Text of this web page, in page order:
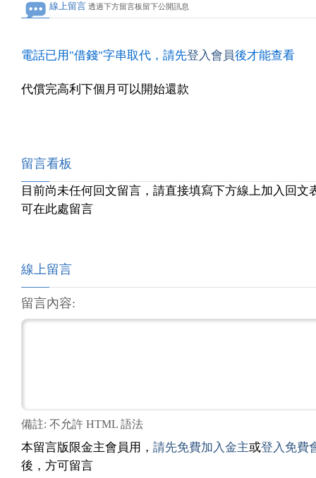
線上留言 透過下方留言板留下公開訊息
電話已用"借錢"字串取代，請先登入會員後才能查看
代償完高利下個月可以開始還款
留言看板
目前尚未任何回文留言，請直接填寫下方線上加入回文
可在此處留言
線上留言
留言內容:
備註: 不允許 HTML 語法
本留言版限金主會員用， 請先免費加入金主或登入免費
後，方可留言